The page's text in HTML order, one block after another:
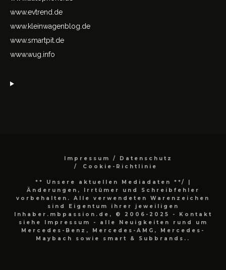
www.evtrend.de
www.kleinwagenblog.de
www.smartpit.de
www.wug.info
Impressum / Datenschutz
Cookie-Richtlinie
** Unsere aktuellen Mediadaten **/
|
Änderungen, Irrtümer und Schreibfehler
vorbehalten. Alle verwendeten Warenzeichen
sind Eigentum ihrer jeweiligen
Inhaber.mbpassion.de, © 2006-2025 - Kontakt
siehe Impressum - alle Neuigkeiten rund um
Mercedes-Benz, Mercedes-AMG, Mercedes-
Maybach sowie smart & Subbrands..